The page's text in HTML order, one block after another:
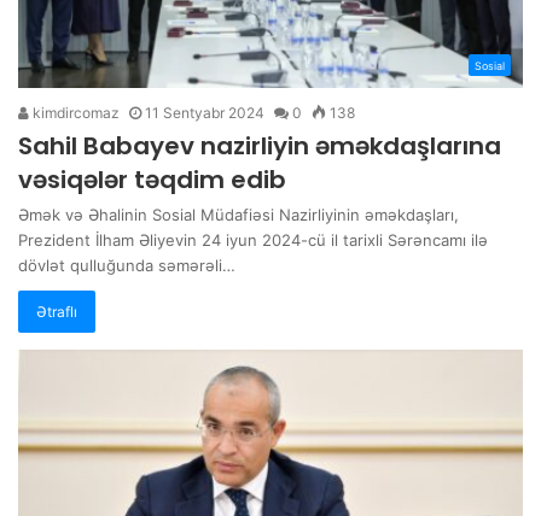
Sosial
kimdircomaz 11 Sentyabr 2024 0 138
Sahil Babayev nazirliyin əməkdaşlarına
vəsiqələr təqdim edib
Əmək və Əhalinin Sosial Müdafiəsi Nazirliyinin əməkdaşları,
Prezident İlham Əliyevin 24 iyun 2024-cü il tarixli Sərəncamı ilə
dövlət qulluğunda səmərəli…
Ətraflı